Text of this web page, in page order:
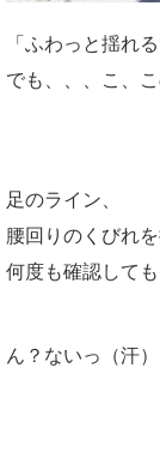
「ふわっと揺れ
でも、、、こ、
足のライン、
腰回りのくびれを
何度も確認しても
ん？ないっ（汗）